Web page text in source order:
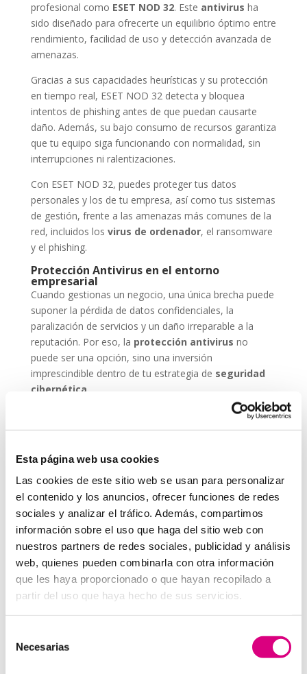
Esta página web usa cookies
Las cookies de este sitio web se usan para personalizar
el contenido y los anuncios, ofrecer funciones de redes
sociales y analizar el tráfico. Además, compartimos
información sobre el uso que haga del sitio web con
nuestros partners de redes sociales, publicidad y análisis
web, quienes pueden combinarla con otra información
que les haya proporcionado o que hayan recopilado a
partir del uso que haya hecho de sus servicios.
Necesarias
profesional como ESET NOD 32. Este antivirus ha
sido diseñado para ofrecerte un equilibrio óptimo entre
rendimiento, facilidad de uso y detección avanzada de
amenazas.
Gracias a sus capacidades heurísticas y su protección
en tiempo real, ESET NOD 32 detecta y bloquea
intentos de phishing antes de que puedan causarte
daño. Además, su bajo consumo de recursos garantiza
que tu equipo siga funcionando con normalidad, sin
interrupciones ni ralentizaciones.
Con ESET NOD 32, puedes proteger tus datos
personales y los de tu empresa, así como tus sistemas
de gestión, frente a las amenazas más comunes de la
red, incluidos los virus de ordenador, el ransomware
y el phishing.
Protección Antivirus en el entorno
empresarial
Cuando gestionas un negocio, una única brecha puede
suponer la pérdida de datos confidenciales, la
paralización de servicios y un daño irreparable a la
reputación. Por eso, la protección antivirus no
puede ser una opción, sino una inversión
imprescindible dentro de tu estrategia de seguridad
cibernética
ESET NOD 32 ofrece versiones adaptadas para
entornos empresariales, con consolas de
este modo, puedes garantizar que todos los
dispositivos de tu red estén seguros, actualizados y
libres de amenazas.
Grupo-System, ¿Quiénes somos?
EnSystem Network Communication, con más de
15 años de experiencia, disponemos de un equipo de
profesionales especializados para cada área de
negocio.Telefonía Virtual, Antivirus y Seguridad,
Marketing 2.0, Obras y Proyecto e International
Puedes contactar con nosotros en el
900 800 806o a